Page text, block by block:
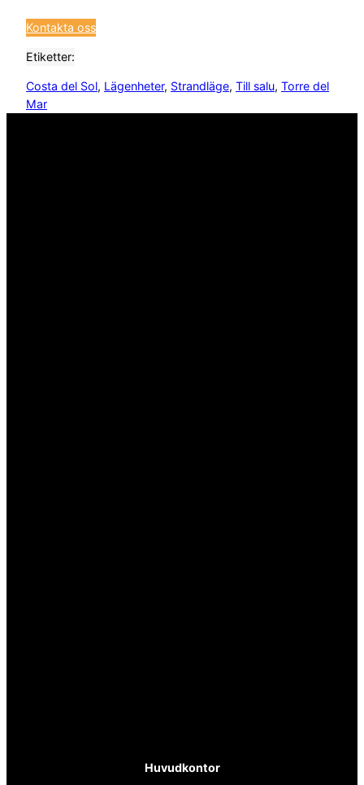
Kontakta oss
Etiketter:
Costa del Sol, Lägenheter, Strandläge, Till salu, Torre del
Mar
Huvudkontor